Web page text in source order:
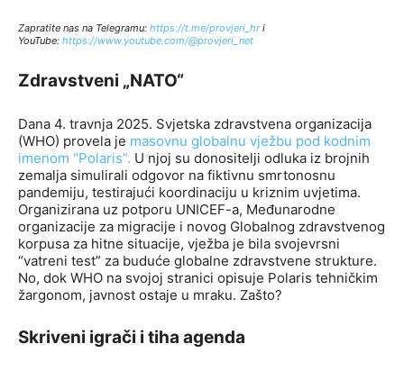
Zapratite nas na Telegramu: https://t.me/provjeri_hri
YouTube: https://www.youtube.com/@provjeri_net
Zdravstveni „NATO“
Dana 4. travnja 2025. Svjetska zdravstvena organizacija
(WHO) provela je masovnu globalnu vježbu pod kodnim
imenom “Polaris”. U njoj su donositelji odluka iz brojnih
zemalja simulirali odgovor na fiktivnu smrtonosnu
pandemiju, testirajući koordinaciju u kriznim uvjetima.
Organizirana uz potporu UNICEF-a, Međunarodne
organizacije za migracije i novog Globalnog zdravstvenog
korpusa za hitne situacije, vježba je bila svojevrsni
“vatreni test” za buduće globalne zdravstvene strukture.
No, dok WHO na svojoj stranici opisuje Polaris tehničkim
žargonom, javnost ostaje u mraku. Zašto?
Skriveni igrači i tiha agenda